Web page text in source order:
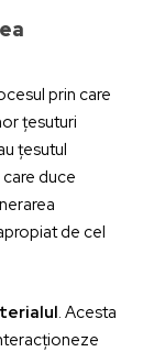
prin care
țesuturi
țesutul
duce
de cel
. Acesta